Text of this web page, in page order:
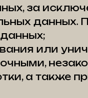
за
данных.
или
а также